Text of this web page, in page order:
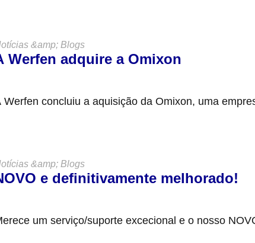
&amp; Blogs
Werfen adquire a Omixon
Werfen concluiu a aquisição da Omixon, uma
&amp; Blogs
e definitivamente melhorado!
um serviço/suporte excecional e o nosso